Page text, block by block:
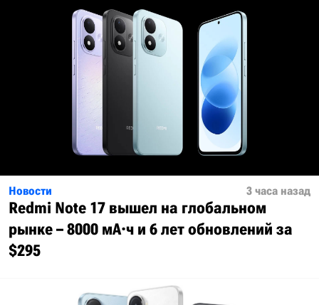
Новости 3 часа назад
Redmi Note 17 вышел на глобальном
рынке – 8000 мА·ч и 6 лет обновлений за
$295